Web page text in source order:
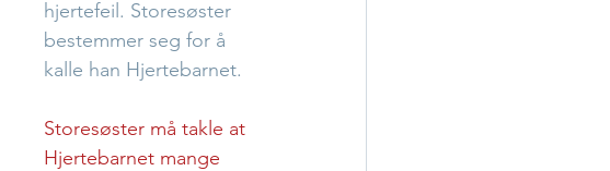
hjertefeil. Storesøster
bestemmer seg for å
kalle han Hjertebarnet.
Storesøster må takle at
Hjertebarnet mange